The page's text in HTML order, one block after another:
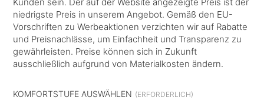
niedrigste Preis in unserem Angebot. Gemäß den EU-
Vorschriften zu Werbeaktionen verzichten wir auf Rabatte
und Preisnachlässe, um Einfachheit und Transparenz zu
gewährleisten. Preise können sich in Zukunft
ausschließlich aufgrund von Materialkosten ändern.
KOMFORTSTUFE AUSWÄHLEN